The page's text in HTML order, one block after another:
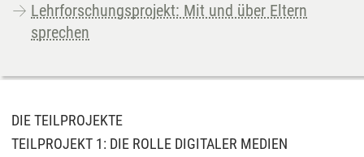
Lehrforschungsprojekt: Mit und über Eltern
sprechen
DIE TEILPROJEKTE
TEILPROJEKT 1: DIE ROLLE DIGITALER MEDIEN